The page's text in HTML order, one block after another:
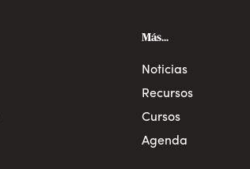
Más...
Noticias
Recursos
Cursos
Agenda